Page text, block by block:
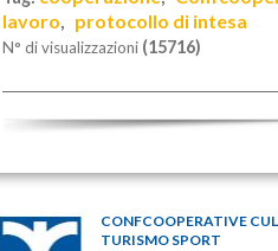
lavoro, protocollo di intesa
N° di visualizzazioni (15716)
CONFCOOPERATIVE
TURISMO SPORT